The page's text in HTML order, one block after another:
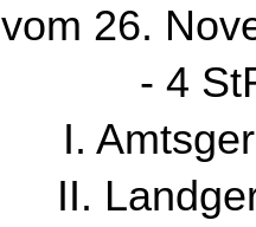
vom 26.
- 4
I.
II.